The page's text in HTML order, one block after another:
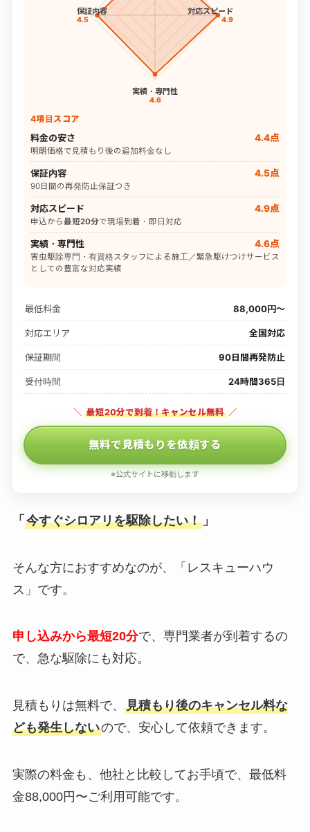
対応スピード
4.9
実績・専門性
4.6
保証内容
4.5
4項目スコア
料金の安さ 4.4点
明朗価格で見積もり後の追加料金なし
保証内容 4.5点
90日間の再発防止保証つき
対応スピード 4.9点
申込から最短20分で現場到着・即日対応
実績・専門性 4.6点
害虫駆除専門・有資格スタッフによる施工／緊急駆けつけサービス
としての豊富な対応実績
最低料金 88,000円〜
対応エリア 全国対応
保証期間 90日間再発防止
受付時間 24時間365日
＼ 最短20分で到着！キャンセル無料 ／
無料で見積もりを依頼する
※公式サイトに移動します
「 今すぐシロアリを駆除したい！」
そんな方におすすめなのが、「レスキューハウ
ス」です。
申し込みから最短20分で、専門業者が到着するの
で、急な駆除にも対応。
見積もりは無料で、 見積もり後のキャンセル料な
ども発生しないので、安心して依頼できます。
実際の料金も、他社と比較してお手頃で、最低料
金88,000円〜ご利用可能です。